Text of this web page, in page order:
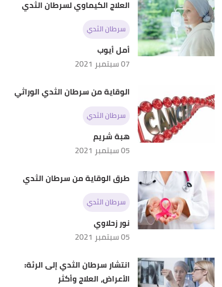
العلاج الكيماوي لسرطان الثدي
سرطان الثدي
أمل أيوب
07 سبتمبر 2021
الوقاية من سرطان الثدي الوراثي
سرطان الثدي
هبة شريم
05 سبتمبر 2021
طرق الوقاية من سرطان الثدي
سرطان الثدي
نور زحلاوي
05 سبتمبر 2021
انتشار سرطان الثدي إلى الرئة:
الأعراض، العلاج وأكثر